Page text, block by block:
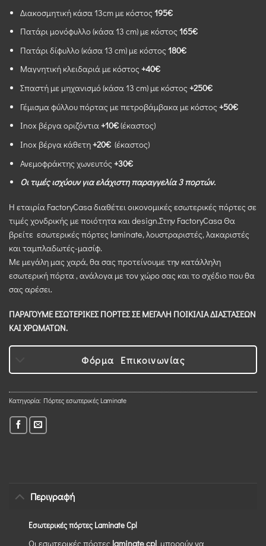
Διακοσμητική κάσα 13cm με κόστος 195€
Πατάρι μονόφυλλο (κάσα 13 cm) με κόστος 165€
Πατάρι δίφυλλο (κάσα 13 cm) με κόστος 180€
Mαγνητική κλειδαριά με κόστος +40€
Σπαστή με μηχανισμό (κάσα 13 cm) με κόστος +250€
Γέμισμα φύλλου πόρτας με πετροβάμβακα με κόστος +50€
Inox βέργα οριζόντια+10€(έκαστος)
Inox βέργα κάθετη+20€(έκαστος)
Ανεμοφράκτης χωνευτός +30€
Οι τιμές ισχύουν για ελάχιστη παραγγελία 3 πορτών.
Η εταιρία FactoryCasa διαθέτει οικονομικές εσωτερικές πόρτες σε
τιμές χονδρικής με ποιότητα και design.Στην FactoryCasa Θα
βρείτε εσωτερικές πόρτες laminate, λουστραριστές, λακαριστές
και ταμπλαδωτές-μασίφ.
Με μεγάλη μας χαρά, θα σας προτείνουμε την κατάλληλη
εσωτερική πόρτα , ανάλογα με τον χώρο σας και το σχέδιο που θα
σας αρέσει.
ΠΑΡΑΓΟΥΜΕ ΕΣΩΤΕΡΙΚΕΣ ΠΟΡΤΕΣ ΣΕ ΜΕΓΑΛΗ ΠΟΙΚΙΛΙΑ ΔΙΑΣΤΑΣΕΩΝ
ΚΑΙ ΧΡΩΜΑΤΩΝ.
Φόρμα Επικοινωνίας
Κατηγορία: Πόρτες εσωτερικές Laminate
Περιγραφή
Εσωτερικές πόρτες Laminate Cpl
Οι εσωτερικές πόρτες laminate cpl μπορούν να